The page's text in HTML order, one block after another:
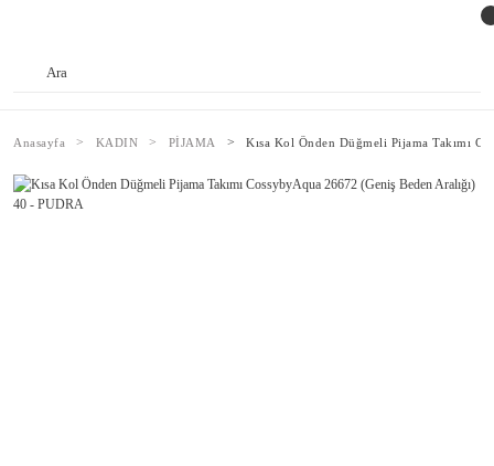
Anasayfa KADIN PİJAMA Kısa Kol Önden Düğmeli Pijama Takımı